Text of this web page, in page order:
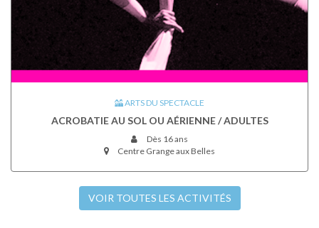
ARTS DU SPECTACLE
ACROBATIE AU SOL OU AÉRIENNE / ADULTES
Dès 16 ans
Centre Grange aux Belles
VOIR TOUTES LES ACTIVITÉS